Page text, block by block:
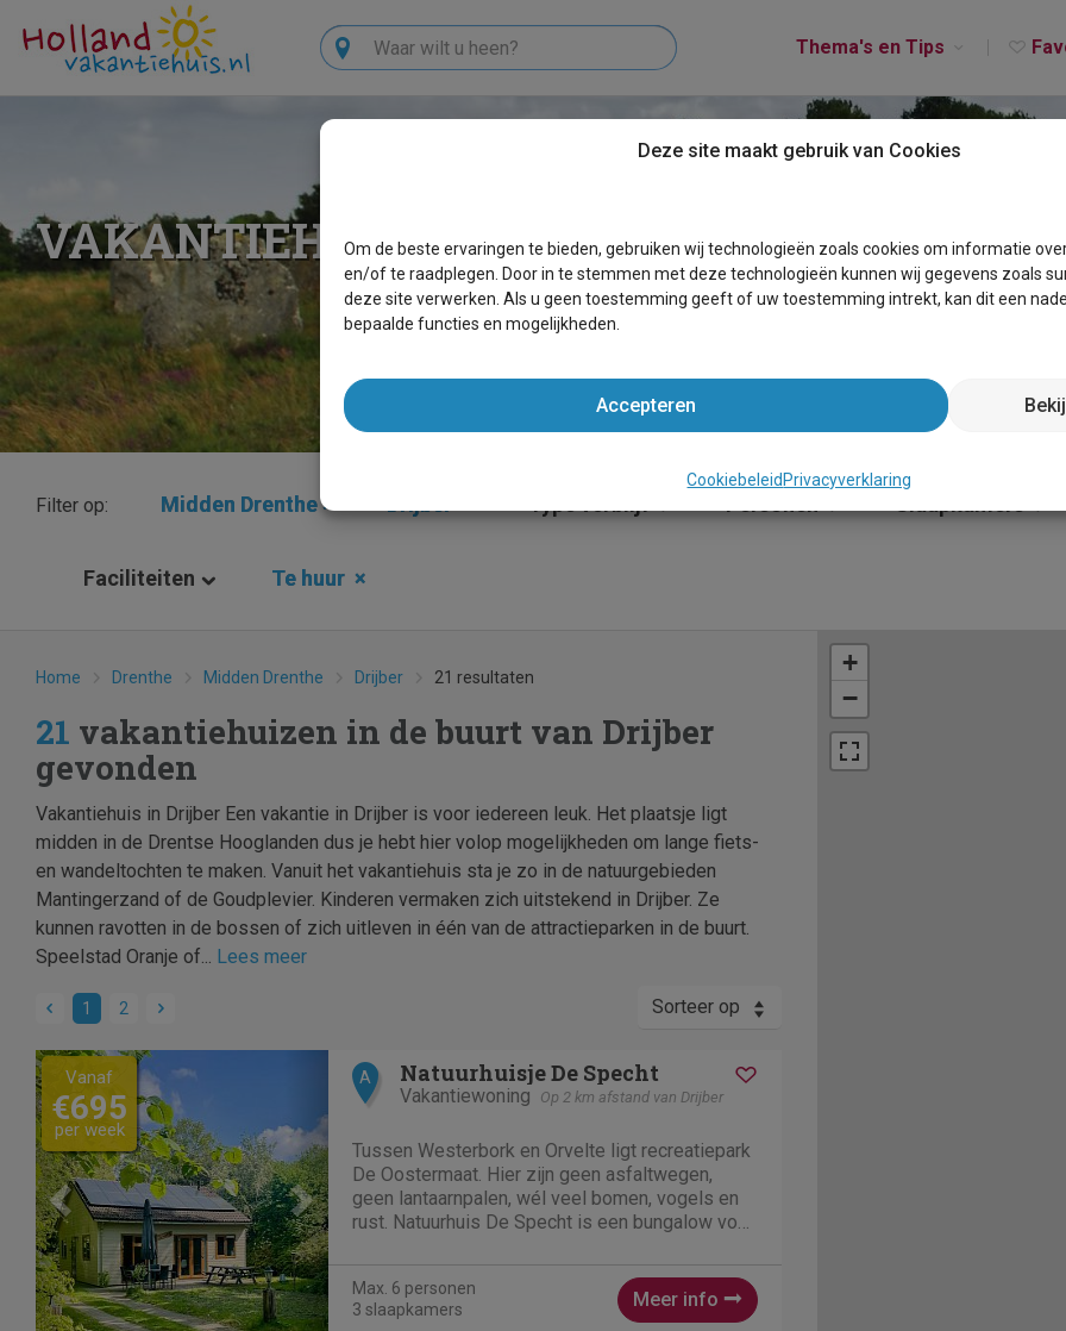
Thema's en Tips
Zoeken
VAKANTIEHUIZEN DRIJBER
Filter op: Midden Drenthe×
Faciliteiten Te huur ×
Home Drenthe Midden Drenthe Drijber 21 resultaten
21 vakantiehuizen in de buurt van Drijber
gevonden
Vakantiehuis in Drijber Een vakantie in Drijber is voor iedereen leuk. Het plaatsje ligt
midden in de Drentse Hooglanden dus je hebt hier volop mogelijkheden om lange fiets-
en wandeltochten te maken. Vanuit het vakantiehuis sta je zo in de natuurgebieden
Mantingerzand of de Goudplevier. Kinderen vermaken zich uitstekend in Drijber. Ze
kunnen ravotten in de bossen of zich uitleven in één van de attractieparken in de buurt.
Speelstad Oranje of... Lees meer
1 2 Sorteer op
Previous Next
Vanaf
€695
per week
A Natuurhuisje De Specht
Vakantiewoning Op 2 km afstand van Drijber
Tussen Westerbork en Orvelte ligt recreatiepark
De Oostermaat. Hier zijn geen asfaltwegen,
geen lantaarnpalen, wél veel bomen, vogels en
rust. Natuurhuis De Specht is een bungalow voor
slaapkamers met elk een...
Max. 6 personen
3 slaapkamers
Meer info
+
−
Deze site maakt gebruik van Cookies
Om de beste ervaringen te bieden, gebruiken wij technologieën zoals cookies om informatie
en/of te raadplegen. Door in te stemmen met deze technologieën kunnen wij gegevens zoals
deze site verwerken. Als u geen toestemming geeft of uw toestemming intrekt, kan dit een
bepaalde functies en mogelijkheden.
Accepteren
Cookiebeleid Privacyverklaring